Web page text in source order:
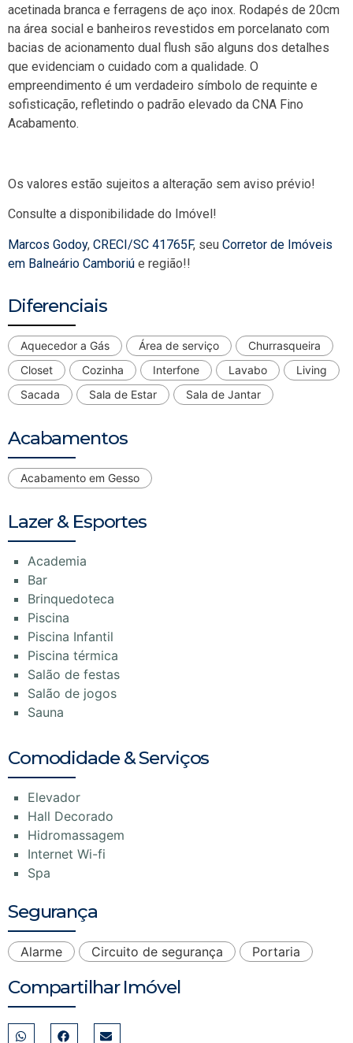
acetinada branca e ferragens de aço inox. Rodapés de 20cm
na área social e banheiros revestidos em porcelanato com
bacias de acionamento dual flush são alguns dos detalhes
que evidenciam o cuidado com a qualidade. O
empreendimento é um verdadeiro símbolo de requinte e
sofisticação, refletindo o padrão elevado da CNA Fino
Acabamento.
Os valores estão sujeitos a alteração sem aviso prévio!
Consulte a disponibilidade do Imóvel!
Marcos Godoy, CRECI/SC 41765F, seu Corretor de Imóveis
em Balneário Camboriú e região!!
Diferenciais
Aquecedor a Gás Área de serviço
Churrasqueira
Closet
Cozinha Interfone Lavabo
Living
Sacada
Sala de Estar Sala de Jantar
Acabamentos
Acabamento em Gesso
Lazer & Esportes
Academia
Bar
Brinquedoteca
Piscina
Piscina Infantil
Piscina térmica
Salão de festas
Salão de jogos
Sauna
Comodidade & Serviços
Elevador
Hall Decorado
Hidromassagem
Internet Wi-fi
Spa
Segurança
Alarme Circuito de segurança Portaria
Compartilhar Imóvel